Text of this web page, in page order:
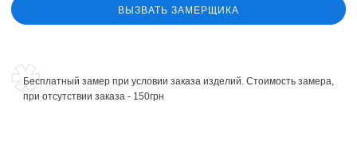
ВЫЗВАТЬ ЗАМЕРЩИКА
Бесплатный замер при условии заказа изделий. Стоимость замера,
при отсутствии заказа - 150грн